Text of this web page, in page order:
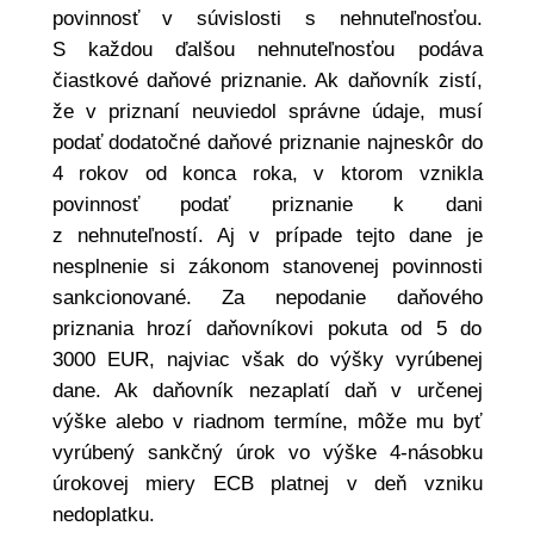
povinnosť v súvislosti s nehnuteľnosťou.
S každou ďalšou nehnuteľnosťou podáva
čiastkové daňové priznanie. Ak daňovník zistí,
že v priznaní neuviedol správne údaje, musí
podať dodatočné daňové priznanie najneskôr do
4 rokov od konca roka, v ktorom vznikla
povinnosť podať priznanie k dani
z nehnuteľností. Aj v prípade tejto dane je
nesplnenie si zákonom stanovenej povinnosti
sankcionované. Za nepodanie daňového
priznania hrozí daňovníkovi pokuta od 5 do
3000 EUR, najviac však do výšky vyrúbenej
dane. Ak daňovník nezaplatí daň v určenej
výške alebo v riadnom termíne, môže mu byť
vyrúbený sankčný úrok vo výške 4-násobku
úrokovej miery ECB platnej v deň vzniku
nedoplatku.